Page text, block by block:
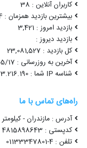
کاربران آنلاین : 38
بیشترین بازدید همزمان : 1624
بازدید امروز : 3,421
بازدید دیروز :
کل بازدید : 23,081,527
آخرین به روزرسانی : 1405/05/17 00:11:00
شناسه IP شما : 216.73.216.190
راه‌های تماس با ما
آدرس : مازندران - کیلومتر 3 جاده ساری قائمشهر
کدپستی : 4815898643
تلفن : 4-01133347801